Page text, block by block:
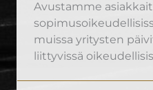
Avustamme
muissa yritysten
liittyvissä